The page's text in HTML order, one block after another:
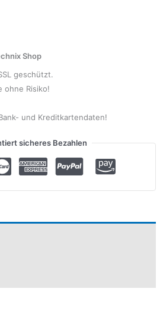
Shop
geschützt.
ohne Risiko!
und Kreditkartendaten!
sicheres Bezahlen